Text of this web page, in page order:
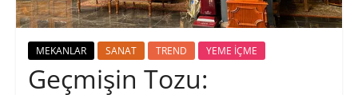
MEKANLAR SANAT TREND YEME İÇME
Geçmişin Tozu: